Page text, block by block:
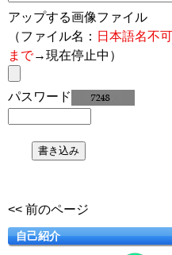
アップする画像ファイル
（ファイル名： 日本語名不可
まで→現在停止中）
パスワード
<< 前のページ
自己紹介